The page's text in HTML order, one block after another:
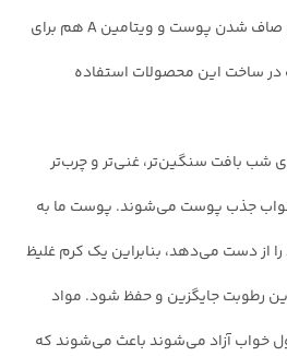
پوست، پپتیدها برای سفت و صاف شدن پوست و ویتامین A هم برای
در ساخت این محصولات استفاده
شب بافت سنگین‌تر، غنی‌تر و چرب‌تر
خواب جذب پوست می‌شوند. پوست ما به
از دست می‌دهد، بنابراین یک کرم غلیظ
رطوبت جایگزین و حفظ شود. مواد
خواب آزاد می‌شوند باعث می‌شوند که